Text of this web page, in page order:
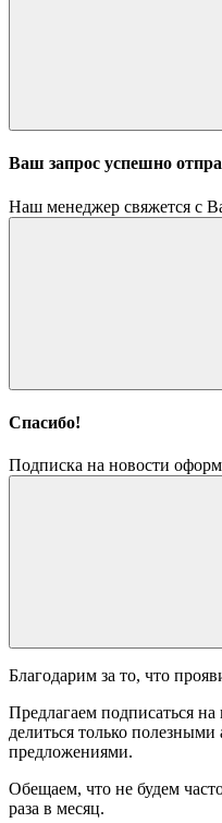
Ваш запрос успешно
Наш менеджер свяжется с
Спасибо!
Подписка на новости
Благодарим за то, что
Предлагаем подписаться
делиться только
предложениями.
Обещаем, что не будем
раза в месяц.